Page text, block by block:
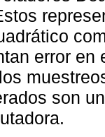
error
son